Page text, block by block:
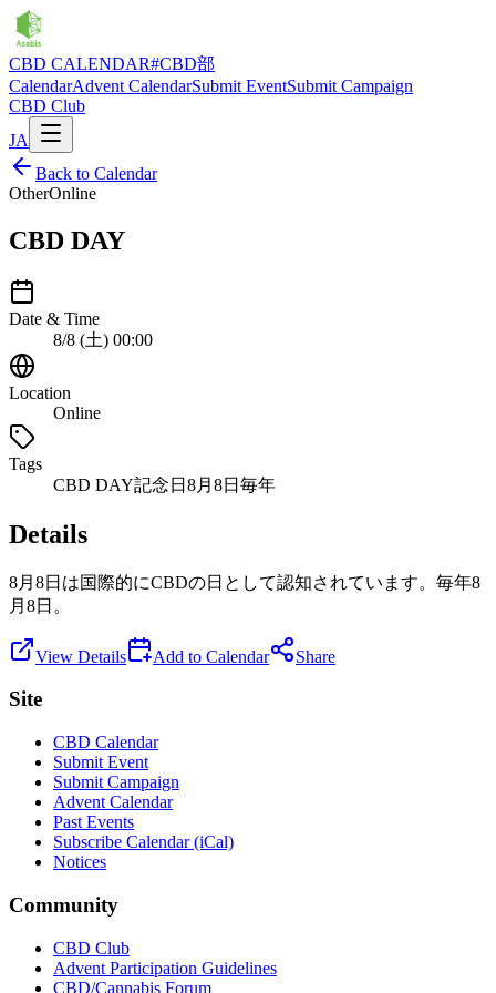
CBD CALENDAR#CBD部
CalendarAdvent CalendarSubmit EventSubmit Campaign
CBD Club
JA
Back to Calendar
OtherOnline
CBD DAY
Date & Time
8/8 (土) 00:00
Location
Online
Tags
CBD DAY記念日 8月8日 毎年
Details
8月8日は国際的にCBDの日として認知されています。毎年8
月8日。
View Details Add to Calendar Share
Site
CBD Calendar
Submit Event
Submit Campaign
Advent Calendar
Past Events
Subscribe Calendar (iCal)
Notices
Community
CBD Club
Advent Participation Guidelines
CBD/Cannabis Forum